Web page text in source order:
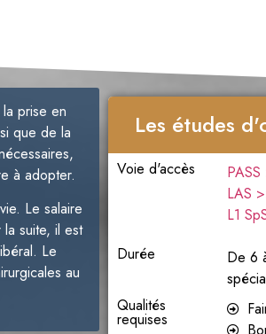
prise en
que de la
à adopter.
Le salaire
la suite, il est
Le
au
Les études
Voie d'accès
LAS
L1
Durée
De 6
Qualités
requises